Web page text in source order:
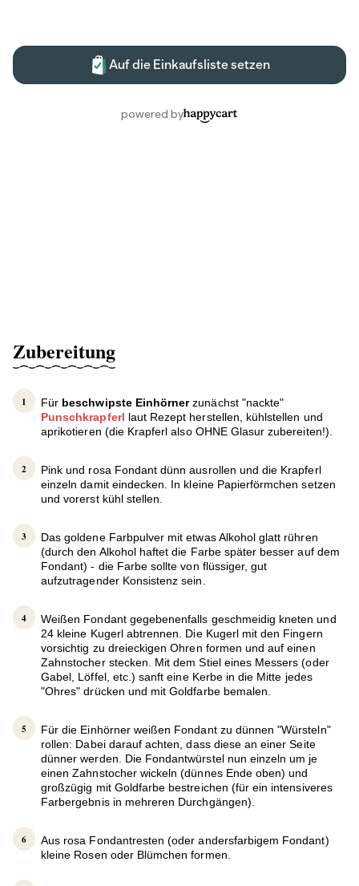
Zubereitung
Für beschwipste Einhörnerzunächst "nackte"
Punschkrapferl laut Rezept herstellen, kühlstellen und
aprikotieren (die Krapferl also OHNE Glasur zubereiten!).
Pink und rosa Fondant dünn ausrollen und die Krapferl
einzeln damit eindecken. In kleine Papierförmchen setzen
und vorerst kühl stellen.
Das goldene Farbpulver mit etwas Alkohol glatt rühren
(durch den Alkohol haftet die Farbe später besser auf dem
Fondant) - die Farbe sollte von flüssiger, gut
aufzutragender Konsistenz sein.
Weißen Fondant gegebenenfalls geschmeidig kneten und
24 kleine Kugerl abtrennen. Die Kugerl mit den Fingern
vorsichtig zu dreieckigen Ohren formen und auf einen
Zahnstocher stecken. Mit dem Stiel eines Messers (oder
Gabel, Löffel, etc.) sanft eine Kerbe in die Mitte jedes
"Ohres" drücken und mit Goldfarbe bemalen.
Für die Einhörner weißen Fondant zu dünnen "Würsteln"
rollen: Dabei darauf achten, dass diese an einer Seite
dünner werden. Die Fondantwürstel nun einzeln um je
einen Zahnstocher wickeln (dünnes Ende oben) und
großzügig mit Goldfarbe bestreichen (für ein intensiveres
Farbergebnis in mehreren Durchgängen).
Aus rosa Fondantresten (oder andersfarbigem Fondant)
kleine Rosen oder Blümchen formen.